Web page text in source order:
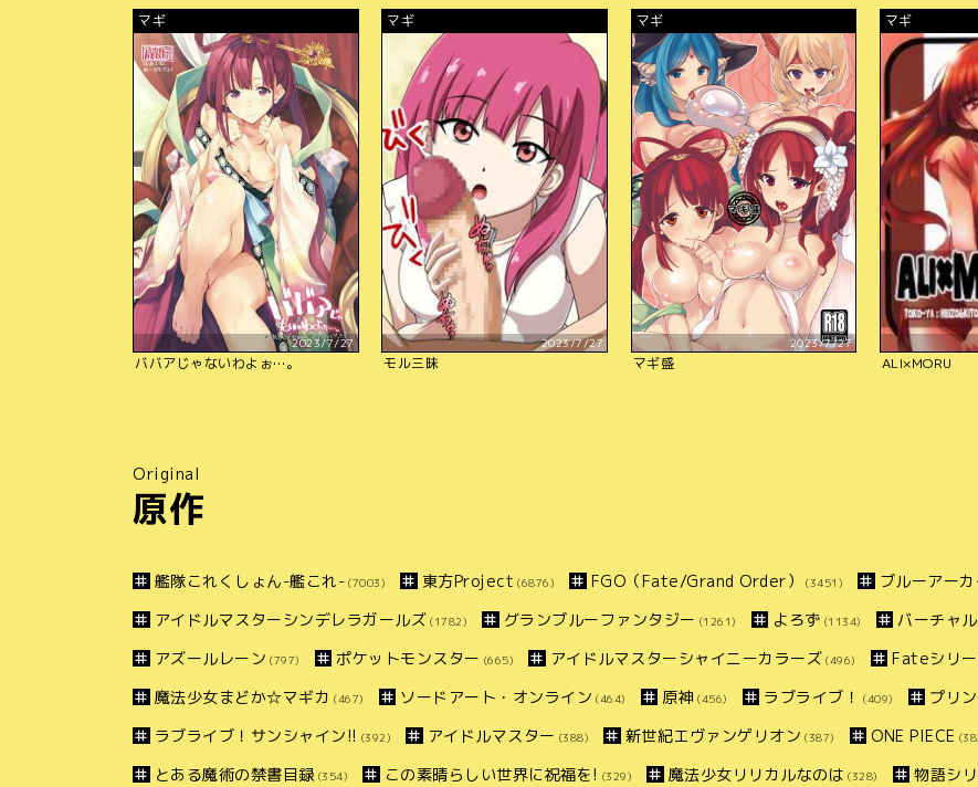
マギ
2023/7/27
ババアじゃないわよぉ…。
マギ
2023/7/27
モル三昧
マギ
2023/7/27
マギ盛
マギ
ALI×MORU
Original
原作
艦隊これくしょん-艦これ- (7003) 東方Project (6876) FGO（Fate/Grand Order） (3451) ブルーアー
アイドルマスターシンデレラガールズ (1782) グランブルーファンタジー (1261) よろず (1134) バーチャ
アズールレーン (797) ポケットモンスター (665) アイドルマスターシャイニーカラーズ (496) Fateシリ
魔法少女まどか☆マギカ (467) ソードアート・オンライン (464) 原神 (456) ラブライブ！ (409) プリ
ラブライブ！サンシャイン!! (392) アイドルマスター (388) 新世紀エヴァンゲリオン (387) ONE PIECE
とある魔術の禁書目録 (354) この素晴らしい世界に祝福を! (329) 魔法少女リリカルなのは (328) 物語シ